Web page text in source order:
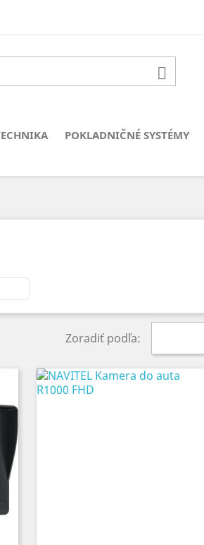

POKLADNIČNÉ SYSTÉMY
Zoradiť podľa: